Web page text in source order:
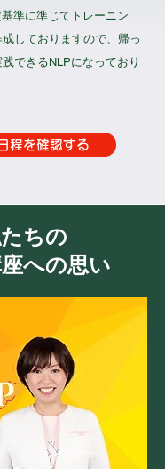
準に準じてトレーニン
しておりますので、帰っ
できるNLPになっており
程を確認する
ちの
への思い